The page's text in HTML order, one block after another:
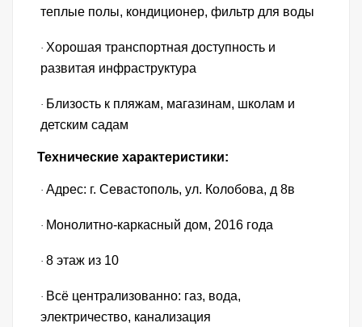
теплые полы, кондиционер, фильтр для воды
· Хорошая транспортная доступность и
развитая инфраструктура
· Близость к пляжам, магазинам, школам и
детским садам
Технические характеристики:
· Адрес: г. Севастополь, ул. Колобова, д 8в
· Монолитно-каркасный дом, 2016 года
· 8 этаж из 10
· Всё централизованно: газ, вода,
электричество, канализация